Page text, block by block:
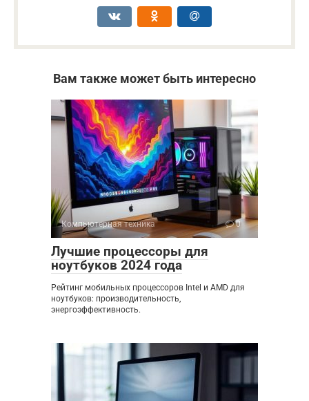
Вам также может быть интересно
Компьютерная техника 0
Лучшие процессоры для
ноутбуков 2024 года
Рейтинг мобильных процессоров Intel и AMD для
ноутбуков: производительность,
энергоэффективность.